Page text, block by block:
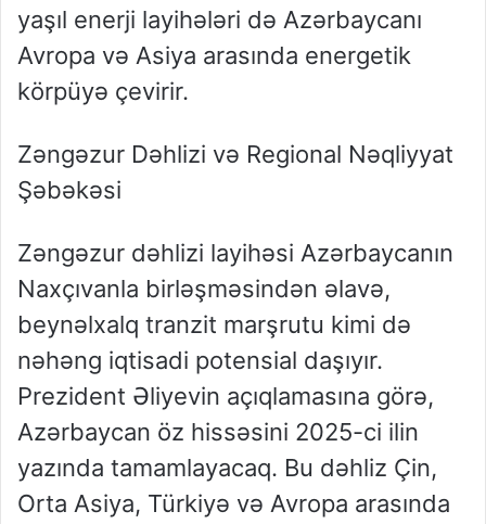
yaşıl enerji layihələri də Azərbaycanı
Avropa və Asiya arasında energetik
körpüyə çevirir.
Zəngəzur Dəhlizi və Regional Nəqliyyat
Şəbəkəsi
Zəngəzur dəhlizi layihəsi Azərbaycanın
Naxçıvanla birləşməsindən əlavə,
beynəlxalq tranzit marşrutu kimi də
nəhəng iqtisadi potensial daşıyır.
Prezident Əliyevin açıqlamasına görə,
Azərbaycan öz hissəsini 2025-ci ilin
yazında tamamlayacaq. Bu dəhliz Çin,
Orta Asiya, Türkiyə və Avropa arasında